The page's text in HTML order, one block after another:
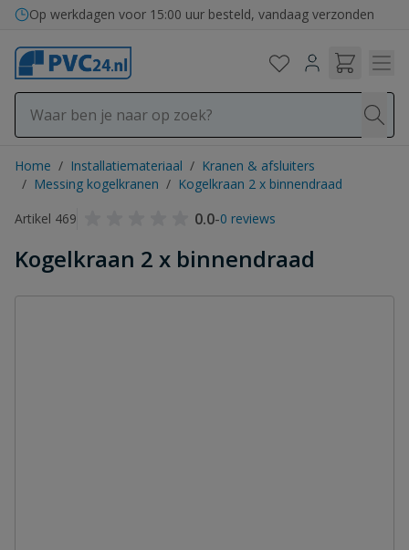
Ga naar de inhoud
Op werkdagen voor 15:00 uur besteld, vandaag verzonden
Home / Installatiemateriaal / Kranen & afsluiters
/ Messing kogelkranen / Kogelkraan 2 x binnendraad
Artikel 469
0.0-0 reviews
Kogelkraan 2 x binnendraad